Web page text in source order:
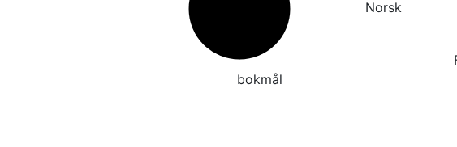
bokmål